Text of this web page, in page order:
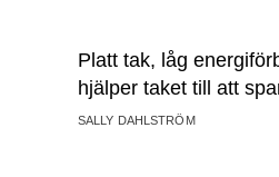
Platt tak, låg
hjälper taket till att
SALLY DAHLSTRÖM